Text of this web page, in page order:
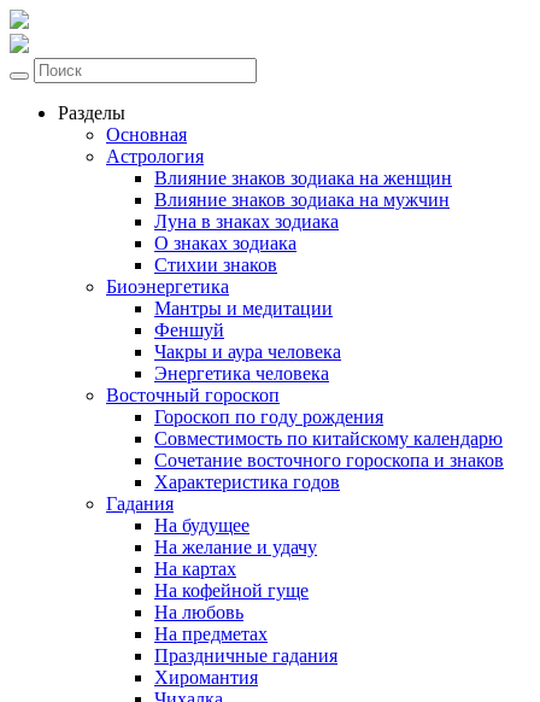
Разделы
Основная
Астрология
Влияние знаков зодиака на женщин
Влияние знаков зодиака на мужчин
Луна в знаках зодиака
О знаках зодиака
Стихии знаков
Биоэнергетика
Мантры и медитации
Феншуй
Чакры и аура человека
Энергетика человека
Восточный гороскоп
Гороскоп по году рождения
Совместимость по китайскому календарю
Сочетание восточного гороскопа и знаков
Характеристика годов
Гадания
На будущее
На желание и удачу
На картах
На кофейной гуще
На любовь
На предметах
Праздничные гадания
Хиромантия